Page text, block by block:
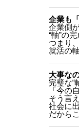
企業も
企業側
“軸”の
つまり
就活の
大事な
完璧な“
「今の
そう言
社会に
だからこ